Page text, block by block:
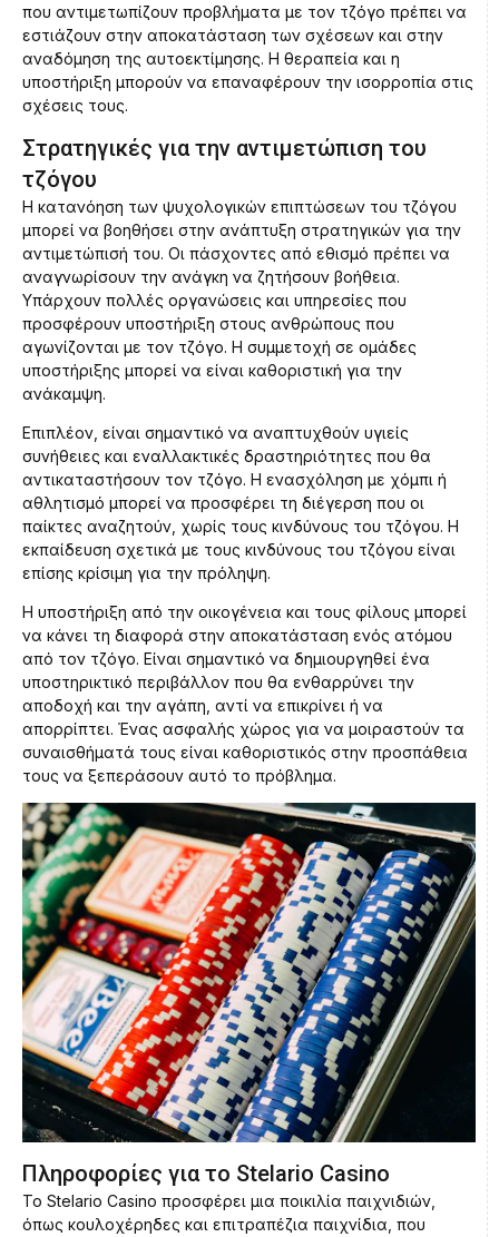
που αντιμετωπίζουν προβλήματα με τον τζόγο πρέπει να
εστιάζουν στην αποκατάσταση των σχέσεων και στην
αναδόμηση της αυτοεκτίμησης. Η θεραπεία και η
υποστήριξη μπορούν να επαναφέρουν την ισορροπία στις
σχέσεις τους.
Στρατηγικές για την αντιμετώπιση του
τζόγου
Η κατανόηση των ψυχολογικών επιπτώσεων του τζόγου
μπορεί να βοηθήσει στην ανάπτυξη στρατηγικών για την
αντιμετώπισή του. Οι πάσχοντες από εθισμό πρέπει να
αναγνωρίσουν την ανάγκη να ζητήσουν βοήθεια.
Υπάρχουν πολλές οργανώσεις και υπηρεσίες που
προσφέρουν υποστήριξη στους ανθρώπους που
αγωνίζονται με τον τζόγο. Η συμμετοχή σε ομάδες
υποστήριξης μπορεί να είναι καθοριστική για την
ανάκαμψη.
Επιπλέον, είναι σημαντικό να αναπτυχθούν υγιείς
συνήθειες και εναλλακτικές δραστηριότητες που θα
αντικαταστήσουν τον τζόγο. Η ενασχόληση με χόμπι ή
αθλητισμό μπορεί να προσφέρει τη διέγερση που οι
παίκτες αναζητούν, χωρίς τους κινδύνους του τζόγου. Η
εκπαίδευση σχετικά με τους κινδύνους του τζόγου είναι
επίσης κρίσιμη για την πρόληψη.
Η υποστήριξη από την οικογένεια και τους φίλους μπορεί
να κάνει τη διαφορά στην αποκατάσταση ενός ατόμου
από τον τζόγο. Είναι σημαντικό να δημιουργηθεί ένα
υποστηρικτικό περιβάλλον που θα ενθαρρύνει την
αποδοχή και την αγάπη, αντί να επικρίνει ή να
απορρίπτει. Ένας ασφαλής χώρος για να μοιραστούν τα
συναισθήματά τους είναι καθοριστικός στην προσπάθεια
τους να ξεπεράσουν αυτό το πρόβλημα.
Πληροφορίες για το Stelario Casino
Το Stelario Casino προσφέρει μια ποικιλία παιχνιδιών,
όπως κουλοχέρηδες και επιτραπέζια παιχνίδια, που